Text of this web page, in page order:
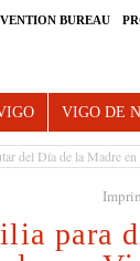
BUREAU
VIGO DE
del Día de la Madre
para